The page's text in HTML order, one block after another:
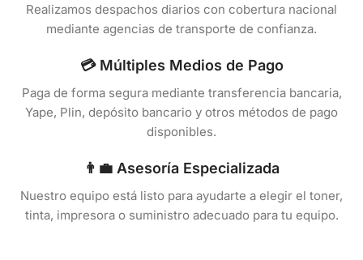
Realizamos despachos diarios con cobertura nacional
mediante agencias de transporte de confianza.
💳 Múltiples Medios de Pago
Paga de forma segura mediante transferencia bancaria,
Yape, Plin, depósito bancario y otros métodos de pago
disponibles.
👨‍💼 Asesoría Especializada
Nuestro equipo está listo para ayudarte a elegir el toner,
tinta, impresora o suministro adecuado para tu equipo.